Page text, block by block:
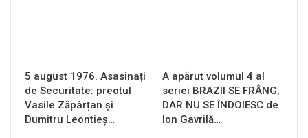
5 august 1976. Asasinați
de Securitate: preotul
Vasile Zăpârțan și
Dumitru Leontieș…
A apărut volumul 4 al
seriei BRAZII SE FRÂNG,
DAR NU SE ÎNDOIESC de
Ion Gavrilă…